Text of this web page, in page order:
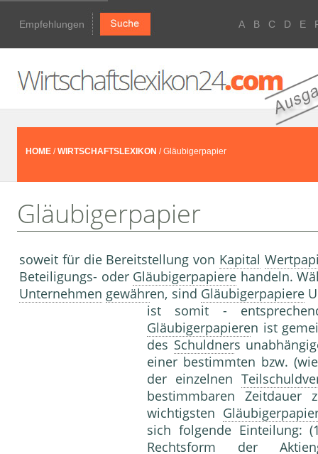
Empfehlungen A B C D E
HOME /WIRTSCHAFTSLEXIKON / Gläubigerpapier
Gläubigerpapier
soweit für die Bereitstellung von Kapital
Beteiligungs- oder Gläubigerpapiere handeln.
Unternehmen gewähren, sind Gläubigerpapiere
ist somit -
Gläubigerpapieren ist
des Schuldners
einer bestimmten bzw.
der einzelnen
bestimmbaren Zeitdauer
wichtigsten
sich folgende
Rechtsform der